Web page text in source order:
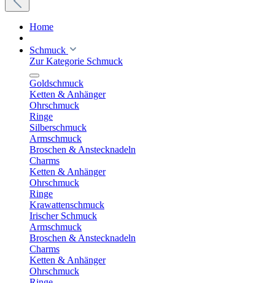
Home
Schmuck
Zur Kategorie Schmuck
Goldschmuck
Ketten & Anhänger
Ohrschmuck
Ringe
Silberschmuck
Armschmuck
Broschen & Anstecknadeln
Charms
Ketten & Anhänger
Ohrschmuck
Ringe
Krawattenschmuck
Irischer Schmuck
Armschmuck
Broschen & Anstecknadeln
Charms
Ketten & Anhänger
Ohrschmuck